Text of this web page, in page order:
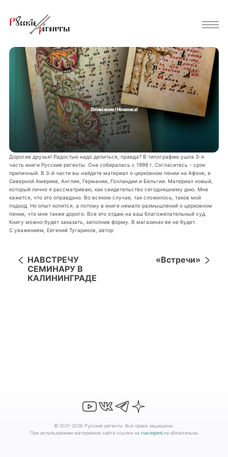
Внимание! Новинка!
Дорогие друзья! Радостью надо делиться, правда? В типографию ушла 3-я
часть книги Русские регенты. Она собиралась с 1999 г. Согласитесь - срок
приличный. В 3-й части вы найдете материал о церковном пении на Афоне, в
Северной Америке, Англии, Германии, Голландии и Бельгии. Материал новый,
который лично я рассматриваю, как свидетельство сегодняшнему дню. Мне
кажется, что это оправдано. Во всяком случае, так сложилось, таков мой
подход. Но опыт копится, а потому в книге немало размышлений о церковном
пении, что мне также дорого. Все это отдаю на ваш благожелательный суд.
Книгу можно будет заказать, заполнив форму. В магазинах ее не будет.
С уважением, Евгений Тугаринов, автор
НАВСТРЕЧУ
СЕМИНАРУ В
КАЛИНИНГРАДЕ
«Встречи»
© 2021-2026 Русские регенты. Все права защищены.
При использовании материалов сайта ссылка на rusregent.ruобязательна.